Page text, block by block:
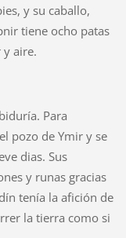
y su caballo,
tiene ocho patas
y aire.
Para
pozo de Ymir y se
dias. Sus
y runas gracias
tenía la afición de
la tierra como si